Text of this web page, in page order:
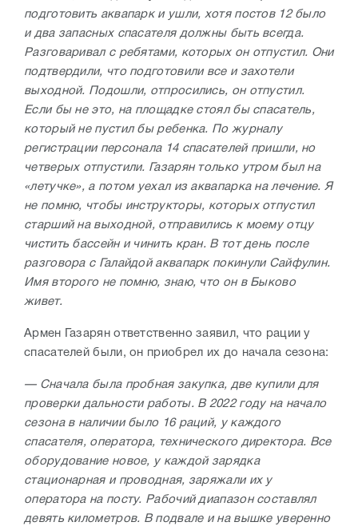
подготовить аквапарк и ушли, хотя постов 12 было
и два запасных спасателя должны быть всегда.
Разговаривал с ребятами, которых он отпустил. Они
подтвердили, что подготовили все и захотели
выходной. Подошли, отпросились, он отпустил.
Если бы не это, на площадке стоял бы спасатель,
который не пустил бы ребенка. По журналу
регистрации персонала 14 спасателей пришли, но
четверых отпустили. Газарян только утром был на
«летучке», а потом уехал из аквапарка на лечение. Я
не помню, чтобы инструкторы, которых отпустил
старший на выходной, отправились к моему отцу
чистить бассейн и чинить кран. В тот день после
разговора с Галайдой аквапарк покинули Сайфулин.
Имя второго не помню, знаю, что он в Быково
живет.
Армен Газарян ответственно заявил, что рации у
спасателей были, он приобрел их до начала сезона:
— Сначала была пробная закупка, две купили для
проверки дальности работы. В 2022 году на начало
сезона в наличии было 16 раций, у каждого
спасателя, оператора, технического директора. Все
оборудование новое, у каждой зарядка
стационарная и проводная, заряжали их у
оператора на посту. Рабочий диапазон составлял
девять километров. В подвале и на вышке уверенно